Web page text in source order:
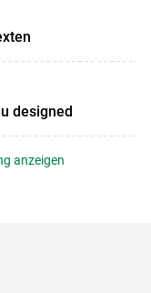
designed
anzeigen